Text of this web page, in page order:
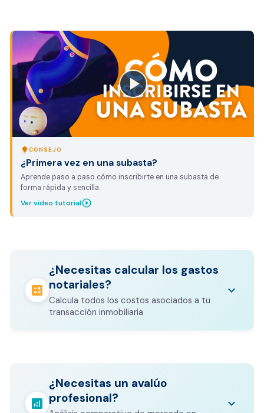
lightbulb CONSEJO
¿Primera vez en una subasta?
Aprende paso a paso cómo inscribirte en una subasta de
forma rápida y sencilla.
Ver video tutorialplay_circle_outline
calculate
¿Necesitas calcular los gastos
notariales?
Calcula todos los costos asociados a tu
transacción inmobiliaria
keyboard_arrow_down
Los gastos notariales incluyen
otros costos legales que varían según el
valor del inmueble.
analytics
¿Necesitas un avalúo
profesional?
keyboard_arrow_down